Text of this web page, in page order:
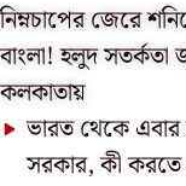
নিম্নচাপের জেরে
বাংলা! হলুদ সতর্কতা
কলকাতায়
ভারত থেকে
সরকার, কী